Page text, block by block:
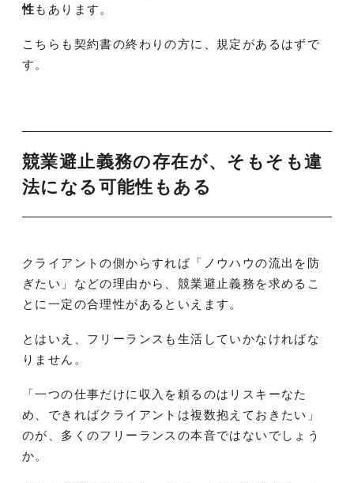
性 もあります。
こちらも契約書の終わりの方に、規定があるはずで
す。
競業避止義務の存在が、そもそも違
法になる可能性もある
クライアントの側からすれば「ノウハウの流出を防
ぎたい」などの理由から、競業避止義務を求めるこ
とに一定の合理性があるといえます。
とはいえ、フリーランスも生活していかなければな
りません。
「一つの仕事だけに収入を頼るのはリスキーなた
め、できればクライアントは複数抱えておきたい」
のが、多くのフリーランスの本音ではないでしょう
か。